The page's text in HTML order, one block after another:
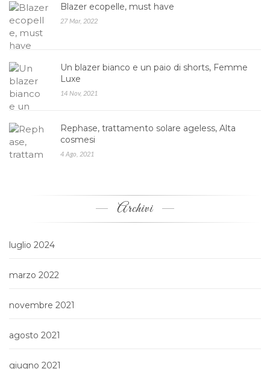
Blazer ecopelle, must have
27 Mar, 2022
Un blazer bianco e un paio di shorts, Femme
Luxe
14 Nov, 2021
Rephase, trattamento solare ageless, Alta
cosmesi
4 Ago, 2021
Archivi
luglio 2024
marzo 2022
novembre 2021
agosto 2021
giugno 2021